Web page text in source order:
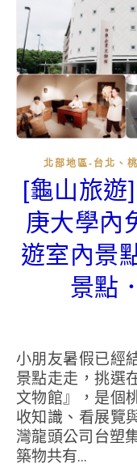
北部地區-台北、
[龜山旅遊
庚大學內
遊室內景
景點
小朋友暑假已經結束，週末不想跑太遠找個桃園
景點走走，挑選
文物館』，是個
收知識、看展覽
灣龍頭公司台塑
築物共有...